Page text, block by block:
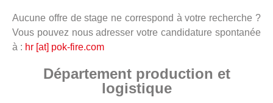
Aucune offre de stage ne correspond à votre recherche ?
Vous pouvez nous adresser votre candidature spontanée
à : hr [at] pok-fire.com
Département production et
logistique